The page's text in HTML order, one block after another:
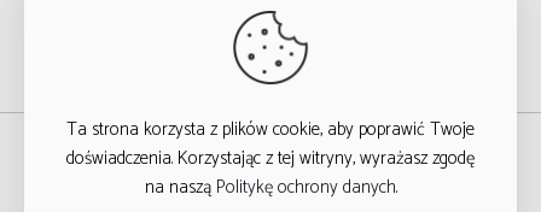
© 2023
WSZYSTKIE PRAWA ZASTRZEŻONE
Ta strona korzysta z plików cookie, aby poprawić Twoje
doświadczenia. Korzystając z tej witryny, wyrażasz zgodę
na nasząPolitykę ochrony danych.